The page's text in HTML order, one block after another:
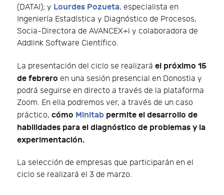
(DATAI); y Lourdes Pozueta, especialista en
Ingeniería Estadística y Diagnóstico de Procesos,
Socia-Directora de AVANCEX+i y colaboradora de
Addlink Software Científico.
La presentación del ciclo se realizará el próximo 15
de febrero en una sesión presencial en Donostia y
podrá seguirse en directo a través de la plataforma
Zoom. En ella podremos ver, a través de un caso
práctico, cómo Minitab permite el desarrollo de
habilidades para el diagnóstico de problemas y la
experimentación.
La selección de empresas que participarán en el
ciclo se realizará el 3 de marzo.